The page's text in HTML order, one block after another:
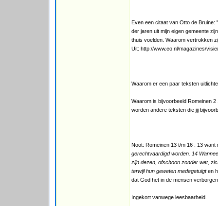
Even een citaat van Otto de Bruine:
der jaren uit mijn eigen gemeente
thuis voelden. Waarom vertrokken
Uit: http://www.eo.nl/magazines/
Waarom er een paar teksten
Waarom is bijvoorbeeld Romeinen
worden andere teksten die jij
Noot: Romeinen 13 t/m 16 : 13
gerechtvaardigd worden. 14
zijn dezen, ofschoon zonder wet,
terwijl hun geweten medegetuigten
dat God het in de mensen
Ingekort vanwege leesbaarheid.